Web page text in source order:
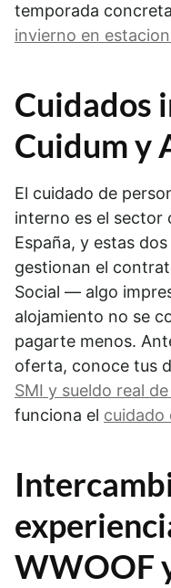
temporada
invierno en
Cuidados
Cuidum y
El cuidado de
interno es el sector
España, y estas
gestionan el
Social — algo
alojamiento no se
pagarte menos.
oferta, conoce tus
SMI y sueldo real
funciona el cuidado
WWOOF